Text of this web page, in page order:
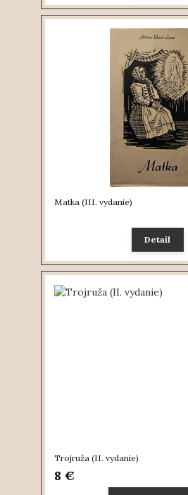
Matka (III. vydanie)
Detail
Trojruža (II. vydanie)
8 €